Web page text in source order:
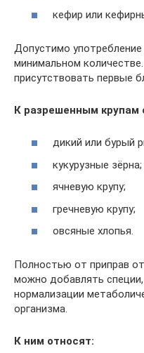
кефир или
Допустимо употребление
минимальном
присутствовать первые
К разрешенным крупам
дикий или бурый
кукурузные зёрна;
ячневую крупу;
гречневую крупу;
овсяные хлопья.
Полностью от приправ
можно добавлять
нормализации
организма.
К ним относят: